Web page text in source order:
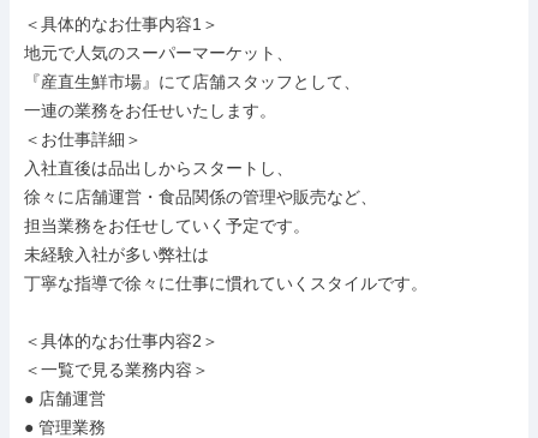
＜具体的なお仕事内容1＞
地元で人気のスーパーマーケット、
『産直生鮮市場』にて店舗スタッフとして、
一連の業務をお任せいたします。
＜お仕事詳細＞
入社直後は品出しからスタートし、
徐々に店舗運営・食品関係の管理や販売など、
担当業務をお任せしていく予定です。
未経験入社が多い弊社は
丁寧な指導で徐々に仕事に慣れていくスタイルです。
＜具体的なお仕事内容2＞
＜一覧で見る業務内容＞
● 店舗運営
● 管理業務